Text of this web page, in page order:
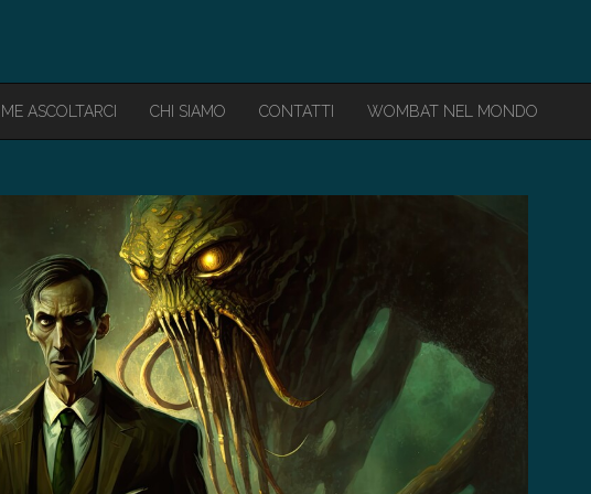
ASCOLTARCI CHI SIAMO CONTATTI WOMBAT NEL MONDO